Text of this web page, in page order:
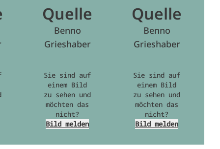
Quelle
Benno
Grieshaber
Sie sind auf
einem Bild
zu sehen und
möchten das
nicht?
Bild melden
Quelle
Benno
Grieshaber
Sie sind auf
einem Bild
zu sehen und
möchten das
nicht?
Bild melden